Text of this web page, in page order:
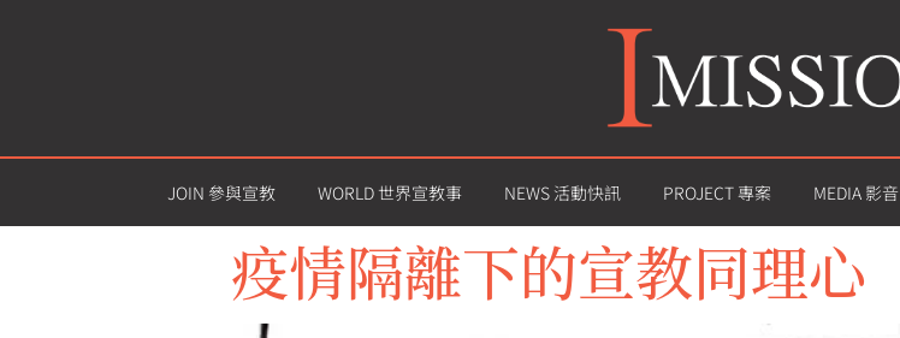
JOIN 參與宣教 WORLD 世界宣教事 NEWS 活動快訊 PROJECT 專案 MEDIA 影音
疫情隔離下的宣教同理心